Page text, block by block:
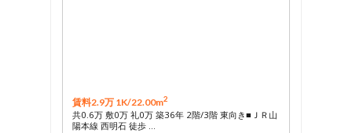
賃料2.9万 1K/22.00m2
共0.6万 敷0万 礼0万 築36年 2階/3階 東向き■ＪＲ山
陽本線 西明石 徒歩 …